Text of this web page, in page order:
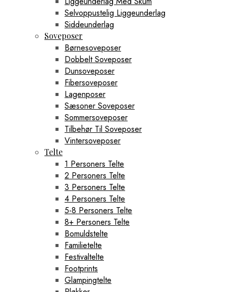
Selvoppustelig Liggeunderlag
Siddeunderlag
Soveposer
Børnesoveposer
Dobbelt Soveposer
Dunsoveposer
Fibersoveposer
Lagenposer
Sæsoner Soveposer
Sommersoveposer
Tilbehør Til Soveposer
Vintersoveposer
Telte
1 Personers Telte
2 Personers Telte
3 Personers Telte
4 Personers Telte
5-8 Personers Telte
8+ Personers Telte
Bomuldstelte
Familietelte
Festivaltelte
Footprints
Glampingtelte